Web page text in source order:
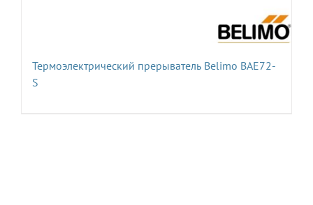
Термоэлектрический прерыватель Belimo BAE72-
S